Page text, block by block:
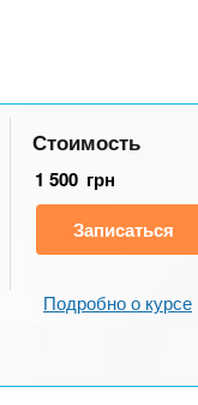
Стоимость
1 500 грн
Записаться
Подробно о курсе